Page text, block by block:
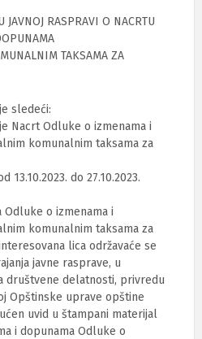
JAVNOJ RASPRAVI O NACRTU
TAKSAMA ZA
sledeći:
Nacrt Odluke o izmenama i
komunalnim taksama za
13.10.2023. do 27.10.2023.
Odluke o izmenama i
komunalnim taksama za
lica održavaće se
javne rasprave, u
društvene delatnosti, privredu
Opštinske uprave opštine
uvid u štampani materijal
i dopunama Odluke o